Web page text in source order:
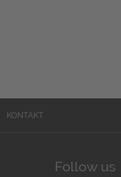
KONTAKT
Follow us